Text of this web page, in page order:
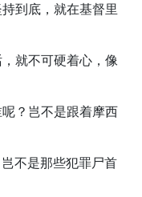
到底，就在基督里
就不可硬着心，像
？岂不是跟着摩西
不是那些犯罪尸首